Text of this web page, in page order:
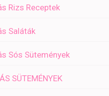
Rizs Receptek
Saláták
Sós Sütemények
SÜTEMÉNYEK